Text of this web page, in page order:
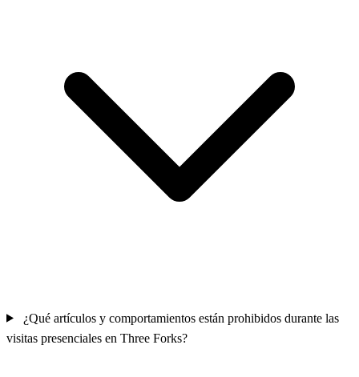
¿Qué artículos y comportamientos están prohibidos durante las
visitas presenciales en Three Forks?